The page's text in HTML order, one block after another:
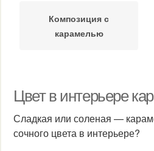
Композиция с
карамелью
Цвет в интерьере
Сладкая или соленая —
сочного цвета в интерьере?